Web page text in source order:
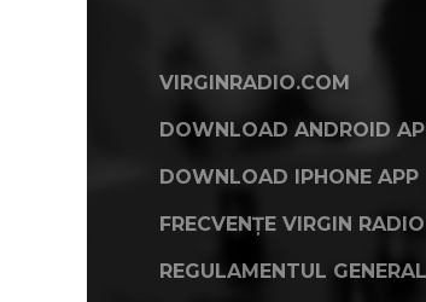
VIRGINRADIO.COM
DOWNLOAD ANDROID
DOWNLOAD IPHONE APP
FRECVENȚE VIRGIN
REGULAMENTUL